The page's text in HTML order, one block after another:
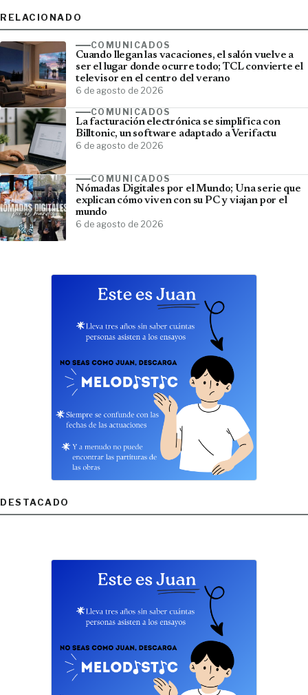
RELACIONADO
COMUNICADOS
Cuando llegan las vacaciones, el salón vuelve a
ser el lugar donde ocurre todo; TCL convierte el
televisor en el centro del verano
6 de agosto de 2026
COMUNICADOS
La facturación electrónica se simplifica con
Billtonic, un software adaptado a Verifactu
6 de agosto de 2026
COMUNICADOS
Nómadas Digitales por el Mundo; Una serie que
explican cómo viven con su PC y viajan por el
mundo
6 de agosto de 2026
DESTACADO